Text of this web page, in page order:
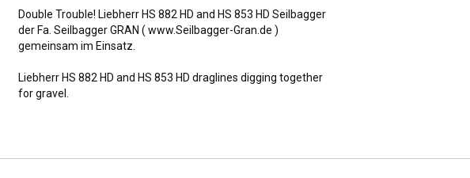
Double Trouble! Liebherr HS 882 HD and HS 853 HD Seilbagger
der Fa. Seilbagger GRAN ( www.Seilbagger-Gran.de )
gemeinsam im Einsatz.
Liebherr HS 882 HD and HS 853 HD draglines digging together
for gravel.